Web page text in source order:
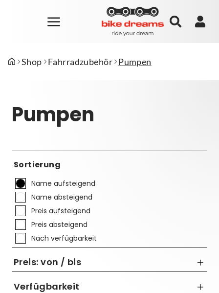
Shop Fahrradzubehör Pumpen
Pumpen
Sortierung
Name aufsteigend
Name absteigend
Preis aufsteigend
Preis absteigend
Nach verfügbarkeit
Preis: von / bis
Verfügbarkeit